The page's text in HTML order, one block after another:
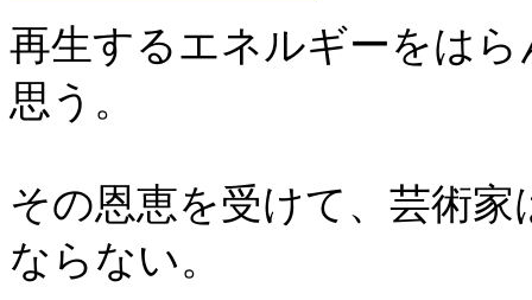
再生するエネルギーをは
思う。
その恩恵を受けて、芸術
ならない。